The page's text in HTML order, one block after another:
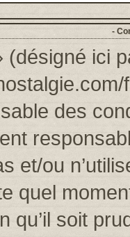
-
ici
des
et/ou
quel
qu’il soit